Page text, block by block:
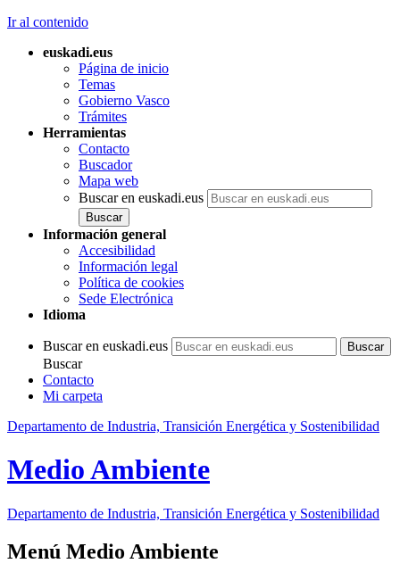
Ir al contenido
euskadi.eus
Página de inicio
Temas
Gobierno Vasco
Trámites
Herramientas
Contacto
Buscador
Mapa web
Buscar en euskadi.eus
Información general
Accesibilidad
Información legal
Política de cookies
Sede Electrónica
Idioma
Buscar en euskadi.eus
Buscar
Contacto
Mi carpeta
Departamento de Industria, Transición Energética y Sostenibilidad
Medio Ambiente
Departamento de Industria, Transición Energética y Sostenibilidad
Menú Medio Ambiente